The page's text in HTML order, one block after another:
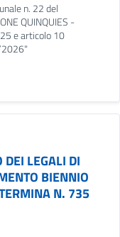
n. 22 del
QUINQUIES -
e articolo 10
LEGALI DI
BIENNIO
N. 735